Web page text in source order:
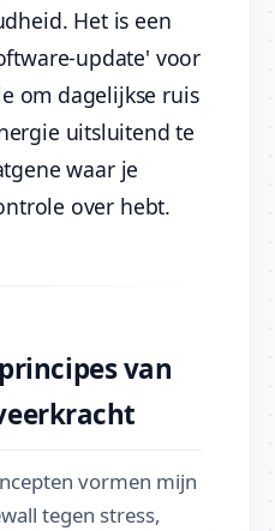
Het is een
update' voor
om dagelijkse ruis
uitsluitend te
waar je
over hebt.
van
vormen mijn
tegen stress,